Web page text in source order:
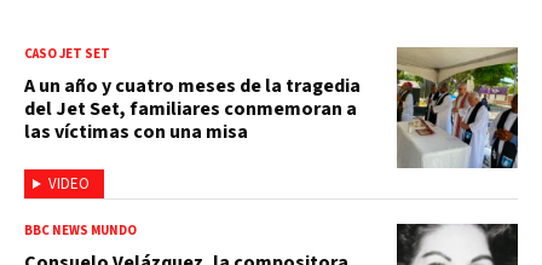
VIDEO
CASO JET SET
A un año y cuatro meses de la tragedia
del Jet Set, familiares conmemoran a
las víctimas con una misa
BBC NEWS MUNDO